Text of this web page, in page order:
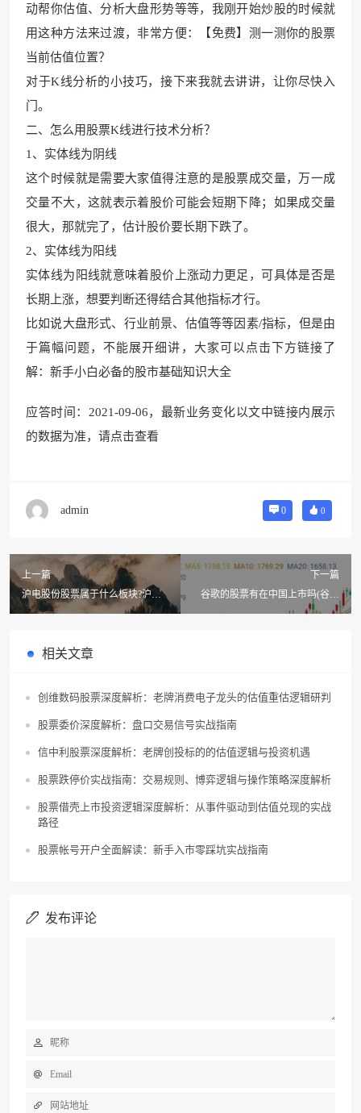
动帮你估值、分析大盘形势等等，我刚开始炒股的时候就
用这种方法来过渡，非常方便：【免费】测一测你的股票
当前估值位置？
对于K线分析的小技巧，接下来我就去讲讲，让你尽快入
门。
二、怎么用股票K线进行技术分析？
1、实体线为阴线
这个时候就是需要大家值得注意的是股票成交量，万一成
交量不大，这就表示着股价可能会短期下降；如果成交量
很大，那就完了，估计股价要长期下跌了。
2、实体线为阳线
实体线为阳线就意味着股价上涨动力更足，可具体是否是
长期上涨，想要判 断还得结合其他指标才行。
比如说大盘形式、行业前景、估值等等因素/指标，但是由
于篇幅问题，不能展开细讲，大家可以 点击下方链接了
解：新手小白必备的股市基础知识大全
应答时间：2021-09-06，最新业务变化以文中链接内展示
的数据为准，请点击查看
admin 0 0
上一篇
沪电股份股票属于什么板块?沪电
股份股票2020年1月6日会涨吗?
下一篇
谷歌的股票有在中国上市吗(谷歌
系股票有哪些?)
相关文章
创维数码股票深度解析：老牌消费电子龙头的估值重估逻辑研判
股票委价深度解析：盘口交易信号实战指南
信中利股票深度解析：老牌创投标的的估值逻辑与投资机遇
股票跌停价实战指南：交易规则、博弈逻辑与操作策略深度解析
股票借壳上市投资逻辑深度解析：从事件驱动到估值兑现的实战
路径
股票帐号开户全面解读：新手入市零踩坑实战指南
发布评论